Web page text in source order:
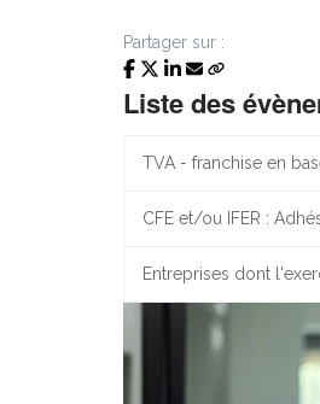
Partager sur :
Liste des
TVA - franchise en
CFE et/ou IFER :
Entreprises dont